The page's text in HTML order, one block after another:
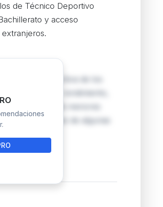
de Técnico Deportivo
y acceso
deportiva de los
en alto rendimiento,
protección de menores
denominaciones de algunas